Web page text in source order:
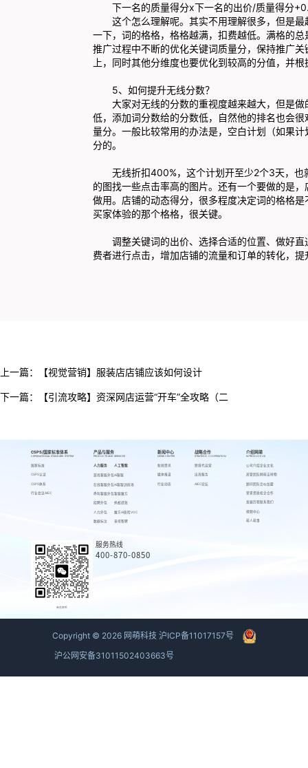
下一名的质量得分x下一名的出价/质量得分
这个怎么理解呢。其实不用理解很多，但是最
一下，词的格格，格格越满，扣费越低。满格的
推广过程中不断的优化关键词质量分，保持推广
上，同时其他分维度也要优化到较高的分值，并
5、如何提升无线分数？
大家对无线的分数的重视度越来越大，但是做
低，添加词分数给的分数低，自然他的排名也会
量分。一般比较常用的办法是，空白计划（如果
分的。
无线折扣400%，这个计划开至少2个3天，也
的图找一些点击率高的图片。还有一个要做的是
做用。店铺的动态得分，很多程度决定词的格格
买家体验的那个格格，很关键。
调整关键词的出价、选择合适的位置、做好直
费者进行点击，增加店铺的流量和订单的转化，
上一篇： 【视觉营销】服装店店铺应该如何设计
下一篇： 【引流攻略】资深网店运营“开车”全攻略（二
CSPS/国家标准体系
CSPS/NATIONAL STANDARD SYSTEM
国家标准
CSPS认证
CSPS体系
行业会议AIEC
产品与服务
PRODUCTS AND SERVICES
人力服务
游戏客服外包
在线客服外包
呼叫客服外包
招聘外包
人力外包
数据标注
人工智能
AI客服
AI客服训练场
客服魔方
蚂蚁绩效
魔方AI质检VOC
来呗智聘
新闻中心
NEWS CENTER
新闻资讯
媒体报道
行业动态
战略合作
STRATEGIC COOPERATION
跨境代运营
出海服务
AIEC论坛
介绍网萌
INTRODUCE US
公司介绍
高管团队
顾问团队
荣誉资质
发展历程
视频中心
萌人萌事
企业文化
网萌吉祥物
合伙加盟
校企合作
联系我们
商务联系
服务热线
400-870-0850
Copyright © 2026 网萌科技 沪ICP备11017157号
沪公网安备31011502403663号